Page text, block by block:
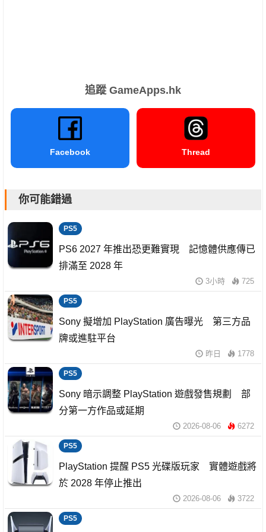
追蹤 GameApps.hk
Facebook Thread
你可能錯過
PS5
PS6 2027 年推出恐更難實現 記憶體供應傳已
排滿至 2028 年
3小時 725
PS5
Sony 擬增加 PlayStation 廣告曝光 第三方品
牌或進駐平台
昨日 1778
PS5
Sony 暗示調整 PlayStation 遊戲發售規劃 部
分第一方作品或延期
2026-08-06 6272
PS5
PlayStation 提醒 PS5 光碟版玩家 實體遊戲將
於 2028 年停止推出
2026-08-06 3722
PS5